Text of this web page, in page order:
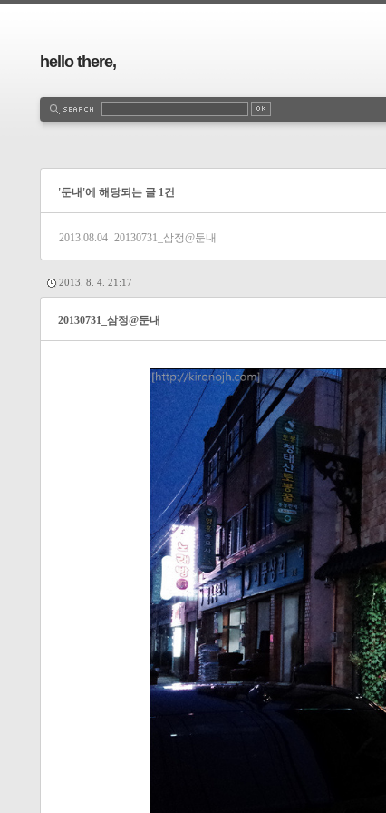
hello there,
'둔내'에 해당되는 글 1건
2013.08.04 20130731_삼정@둔내
2013. 8. 4. 21:17
20130731_삼정@둔내